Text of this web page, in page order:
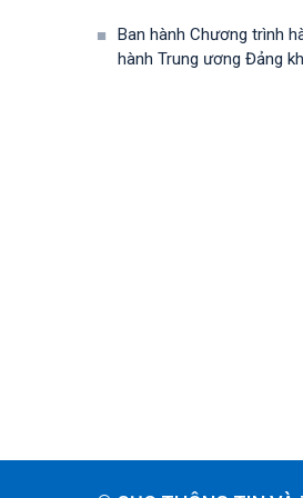
Ban hành Chương trình
hành Trung ương Đảng